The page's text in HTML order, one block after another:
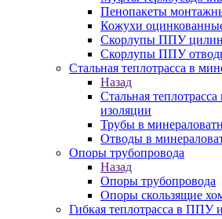
Пенопакеты
Кожухи
Скорлупы ППУ
Скорлупы ППУ
Стальная теплотрасса в
Назад
Стальная
изоляции
Трубы в
Отводы в
Опоры трубопровода
Назад
Опоры трубопровода
Опоры скользящие
Гибкая теплотрасса в ППУ